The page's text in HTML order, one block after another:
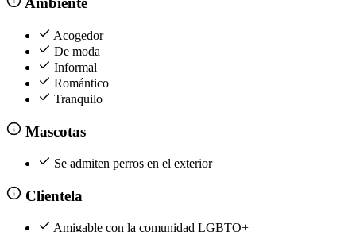
Acogedor
De moda
Informal
Romántico
Tranquilo
Mascotas
Se admiten perros en el exterior
Clientela
Amigable con la comunidad LGBTQ+